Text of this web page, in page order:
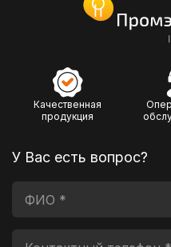
Качественная
продукция
У Вас есть вопрос?